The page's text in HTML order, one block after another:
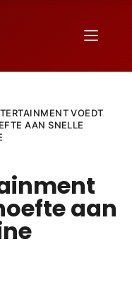
VOEDT
AAN SNELLE
aan